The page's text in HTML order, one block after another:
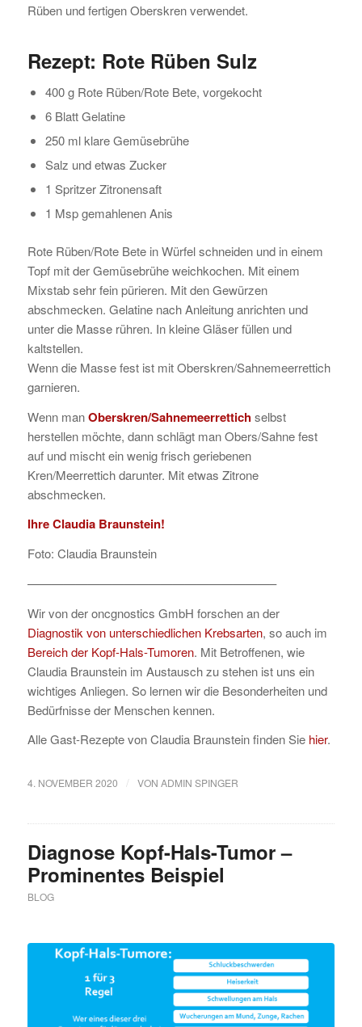
Rüben und fertigen Oberskren verwendet.
Rezept: Rote Rüben Sulz
400 g Rote Rüben/Rote Bete, vorgekocht
6 Blatt Gelatine
250 ml klare Gemüsebrühe
Salz und etwas Zucker
1 Spritzer Zitronensaft
1 Msp gemahlenen Anis
Rote Rüben/Rote Bete in Würfel schneiden und in einem
Topf mit der Gemüsebrühe weichkochen. Mit einem
Mixstab sehr fein pürieren. Mit den Gewürzen
abschmecken. Gelatine nach Anleitung anrichten und
unter die Masse rühren. In kleine Gläser füllen und
kaltstellen.
Wenn die Masse fest ist mit Oberskren/Sahnemeerrettich
garnieren.
Wenn manOberskren/Sahnemeerrettichselbst
herstellen möchte, dann schlägt man Obers/Sahne fest
auf und mischt ein wenig frisch geriebenen
Kren/Meerrettich darunter. Mit etwas Zitrone
abschmecken.
Ihre Claudia Braunstein!
Foto: Claudia Braunstein
————————————————————–
Wir von der oncgnostics GmbH forschen an der
Diagnostik von unterschiedlichen Krebsarten, so auch im
Bereich der Kopf-Hals-Tumoren. Mit Betroffenen, wie
Claudia Braunstein im Austausch zu stehen ist uns ein
wichtiges Anliegen. So lernen wir die Besonderheiten und
Bedürfnisse der Menschen kennen.
Alle Gast-Rezepte von Claudia Braunstein finden Sie hier.
4. NOVEMBER 2020 / VON ADMIN SPINGER
Diagnose Kopf-Hals-Tumor –
Prominentes Beispiel
BLOG